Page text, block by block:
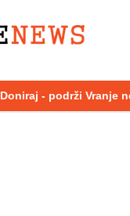
Doniraj - podrži Vranje